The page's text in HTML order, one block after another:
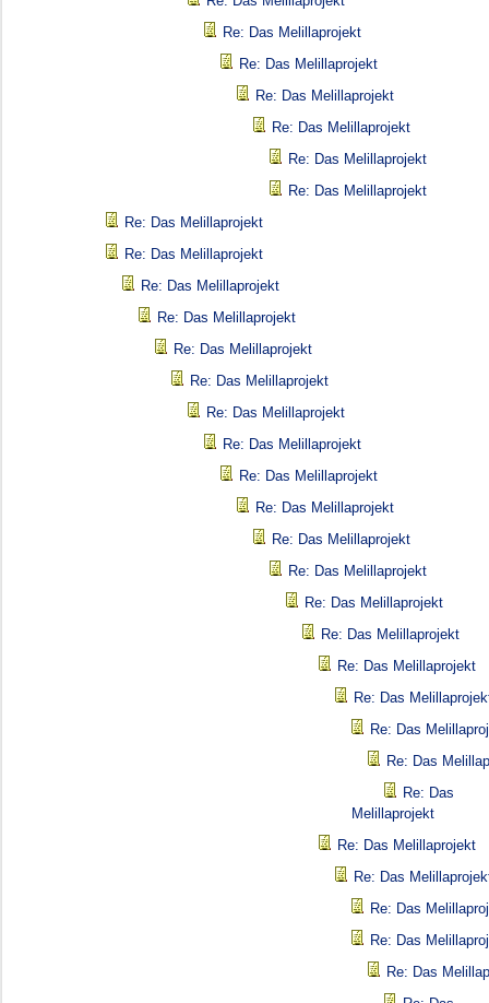
Re: Das Melillaprojekt
Re: Das Melillaprojekt
Re: Das Melillaprojekt
Re: Das Melillaprojekt
Re: Das Melillaprojekt
Re: Das Melillaprojekt
Re: Das Melillaprojekt
Re: Das Melillaprojekt
Re: Das Melillaprojekt
Re: Das Melillaprojekt
Re: Das Melillaprojekt
Re: Das Melillaprojekt
Re: Das Melillaprojekt
Re: Das Melillaprojekt
Re: Das Melillaprojekt
Re: Das Melillaprojekt
Re: Das Melillaprojekt
Re: Das Melillaprojekt
Re: Das Melillaprojekt
Re: Das Melillaprojekt
Re: Das Melillaprojekt
Re: Das
Re: Das
Re: Das
Re: Das
Melillaprojekt
Re: Das Melillaprojekt
Re: Das
Re: Das
Re: Das
Re: Das